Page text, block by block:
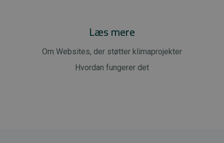
Læs mere
Om Websites, der støtter klimaprojekter
Hvordan fungerer det